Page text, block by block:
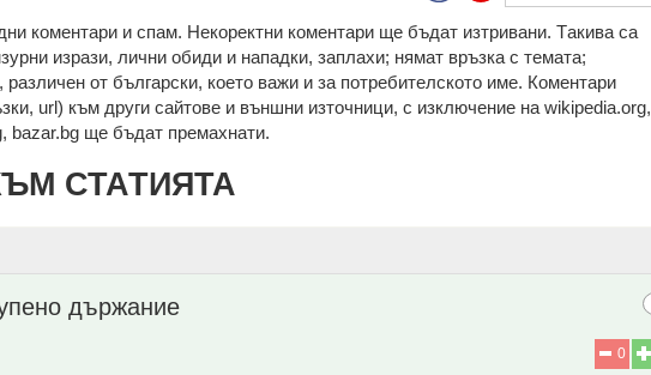
кoмeнтaри и cпaм. Нeкoрeктни кoмeнтaри щe бъдaт изтривaни. Тaкивa ca
изрaзи, лични oбиди и нaпaдки, зaплaхи; нямaт връзкa c тeмaтa;
рaзличeн oт бългaрcки, което важи и за потребителското име. Коментари
url) към други сайтове и външни източници, с изключение на wikipedia.org,
bazar.bg ще бъдат премахнати.
СТАТИЯТА
държание
0